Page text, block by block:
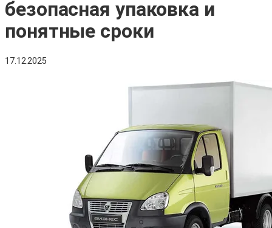
безопасная упаковка и
понятные сроки
17.12.2025